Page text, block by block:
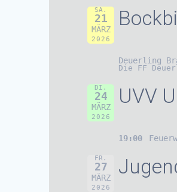
SA.
21
MÄRZ
2026
Deuerling
Die FF
DI.
24
MÄRZ
2026
UVV
19:00
FR.
27
MÄRZ
2026